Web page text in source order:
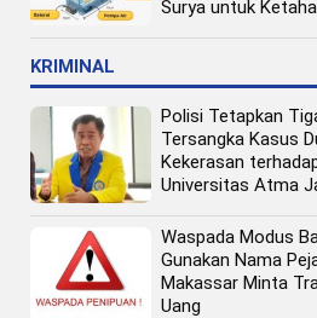
Surya untuk
KRIMINAL
Polisi Tetapkan
Tersangka Kasus
Kekerasan
Universitas Atma
Waspada Modus
Gunakan Nama
Makassar Minta
Uang